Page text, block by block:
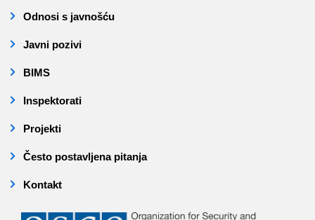
Odnosi s javnošću
Javni pozivi
BIMS
Inspektorati
Projekti
Često postavljena pitanja
Kontakt